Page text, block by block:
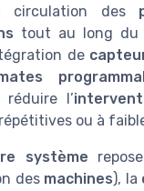
circulation des
tout au long du
de
réduire l’
ou à
système
des machines), la